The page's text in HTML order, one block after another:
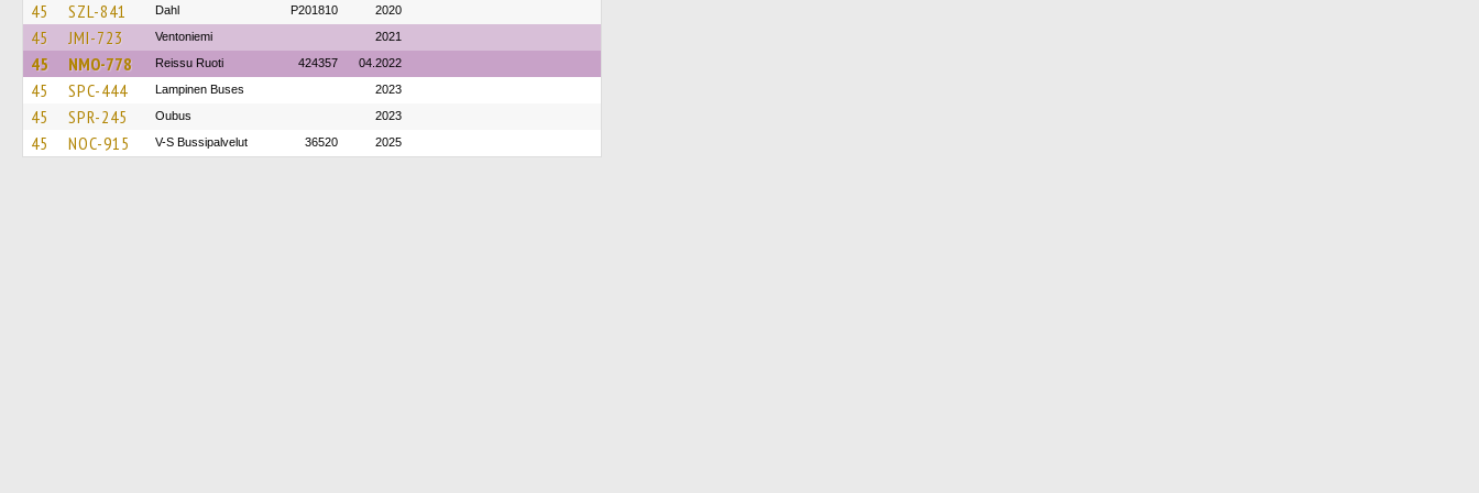
45 SZL-841 Dahl P201810 2020
45 JMI-723 Ventoniemi 2021
45 NMO-778 Reissu Ruoti 424357 04.2022
45 SPC-444 Lampinen Buses 2023
45 SPR-245 Oubus 2023
45 NOC-915 V-S Bussipalvelut 36520 2025